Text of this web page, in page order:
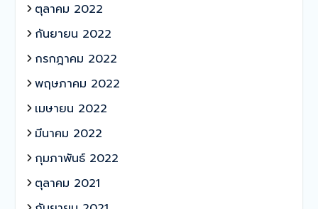
ตุลาคม 2022
กันยายน 2022
กรกฎาคม 2022
พฤษภาคม 2022
เมษายน 2022
มีนาคม 2022
กุมภาพันธ์ 2022
ตุลาคม 2021